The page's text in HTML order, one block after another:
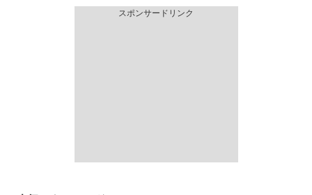
スポンサードリンク